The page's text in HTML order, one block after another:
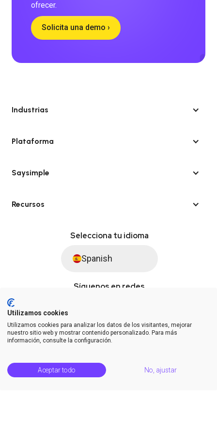
ofrecer.
Solicita una demo ›
Industrias
Plataforma
Saysimple
Recursos
Selecciona tu idioma
Spanish
Síguenos en redes
© Saysimple S.L. 2026 · Plataforma de automatización de WhatsApp
Términos y condicionesDPAPrivacidad
Centro de soporte
Notas de la versión
Utilizamos cookies
Utilizamos cookies para analizar los datos de los visitantes, mejorar
nuestro sitio web y mostrar contenido personalizado. Para más
información, consulte la configuración.
Aceptar todo No, ajustar